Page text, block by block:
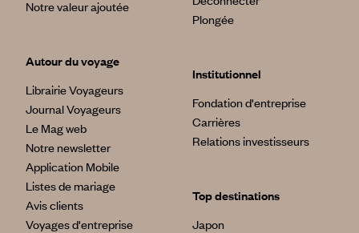
Notre valeur ajoutée
Autour du voyage
Librairie Voyageurs
Journal Voyageurs
Le Mag web
Notre newsletter
Application Mobile
Listes de mariage
Avis clients
Voyages d'entreprise
Plongée
Institutionnel
Fondation d'entreprise
Carrières
Relations investisseurs
Top destinations
Japon